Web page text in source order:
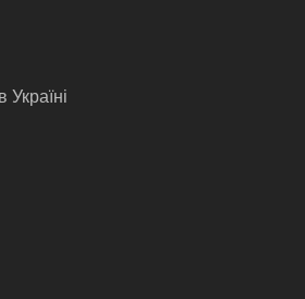
Україні